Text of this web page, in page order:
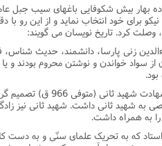
بهار بیش شکوفایى باغهاى سیب جبل
براى خود انتخاب نماید و از این رو با
وصلت کرد. تاریخ نویسان مى گویند:
زنى پارسا، دانشمند، حدیث شناس،
از سواد خواندن و نوشتن محروم بودند و
گرفت مِهر از آب و خاک برکند و عازم مهدِ تازه شیعه، ایران شود.
به شهید ثانى داشت. شهید ثانى نیز
را به همراه داشت.
که به تحریک علماى سنّى و به دست